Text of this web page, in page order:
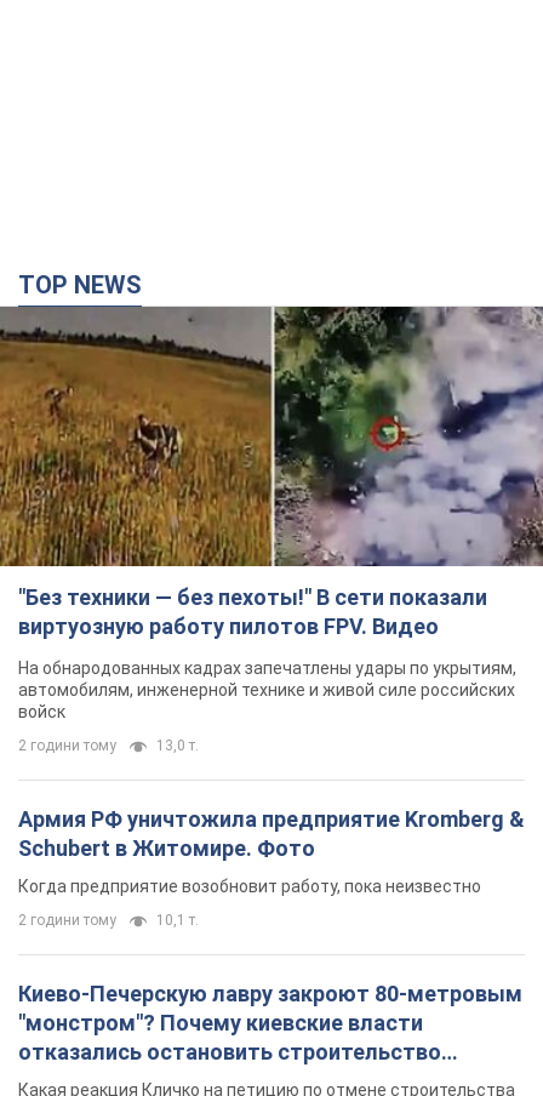
TOP NEWS
"Без техники — без пехоты!" В сети показали
виртуозную работу пилотов FPV. Видео
На обнародованных кадрах запечатлены удары по укрытиям,
автомобилям, инженерной технике и живой силе российских
войск
2 години тому 13,0 т.
Армия РФ уничтожила предприятие Kromberg &
Schubert в Житомире. Фото
Когда предприятие возобновит работу, пока неизвестно
2 години тому 10,1 т.
Киево-Печерскую лавру закроют 80-метровым
"монстром"? Почему киевские власти
отказались остановить строительство
небоскреба "московского верующего"
Какая реакция Кличко на петицию по отмене строительства